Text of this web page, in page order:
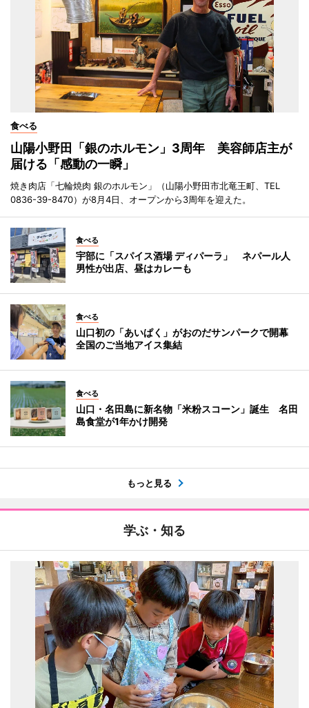
食べる
山陽小野田「銀のホルモン」3周年 美容師店主が
届ける「感動の一瞬」
焼き肉店「七輪焼肉 銀のホルモン」（山陽小野田市北竜王町、TEL
0836-39-8470）が8月4日、オープンから3周年を迎えた。
食べる
宇部に「スパイス酒場 ディパーラ」 ネパール人
男性が出店、昼はカレーも
食べる
山口初の「あいぱく」がおのだサンパークで開幕
全国のご当地アイス集結
食べる
山口・名田島に新名物「米粉スコーン」誕生 名田
島食堂が1年かけ開発
もっと見る
学ぶ・知る